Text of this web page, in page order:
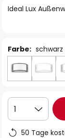
springen
Ideal Lux
Farbe: schwarz
1
50 Tage